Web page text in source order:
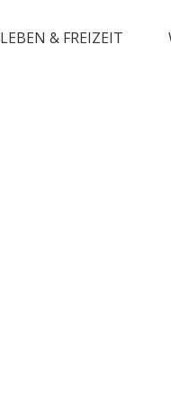
LEBEN & FREIZEIT